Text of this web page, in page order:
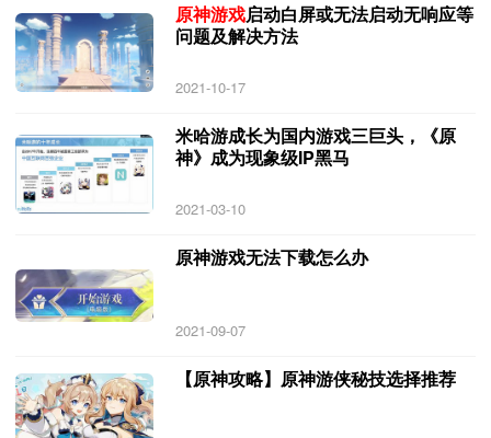
原神游戏启动白屏或无法启动无响应等
问题及解决方法
2021-10-17
米哈游成长为国内游戏三巨头，《原
神》成为现象级IP黑马
2021-03-10
原神游戏无法下载怎么办
2021-09-07
【原神攻略】原神游侠秘技选择推荐